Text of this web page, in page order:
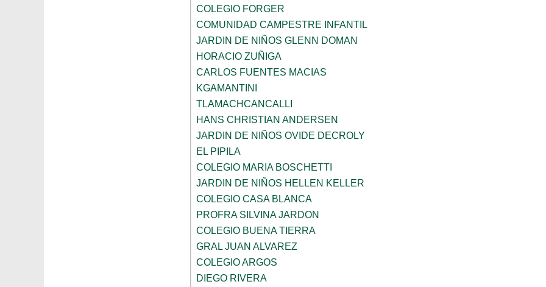
COLEGIO FORGER
COMUNIDAD CAMPESTRE INFANTIL
JARDIN DE NIÑOS GLENN DOMAN
HORACIO ZUÑIGA
CARLOS FUENTES MACIAS
KGAMANTINI
TLAMACHCANCALLI
HANS CHRISTIAN ANDERSEN
JARDIN DE NIÑOS OVIDE DECROLY
EL PIPILA
COLEGIO MARIA BOSCHETTI
JARDIN DE NIÑOS HELLEN KELLER
COLEGIO CASA BLANCA
PROFRA SILVINA JARDON
COLEGIO BUENA TIERRA
GRAL JUAN ALVAREZ
COLEGIO ARGOS
DIEGO RIVERA